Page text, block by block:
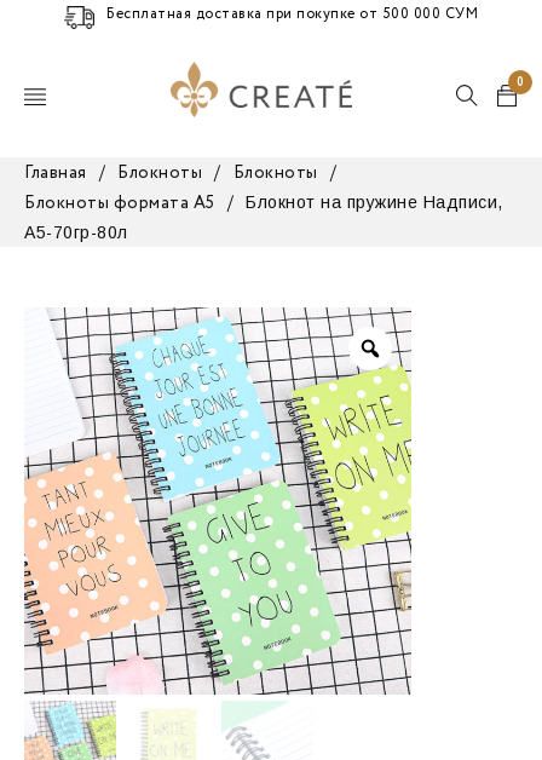
Бесплатная доставка при покупке от 500 000 СУМ
0
Главная / Блокноты / Блокноты
/
Блокноты формата А5
/
Блокнот на пружине Надписи,
А5-70гр-80л